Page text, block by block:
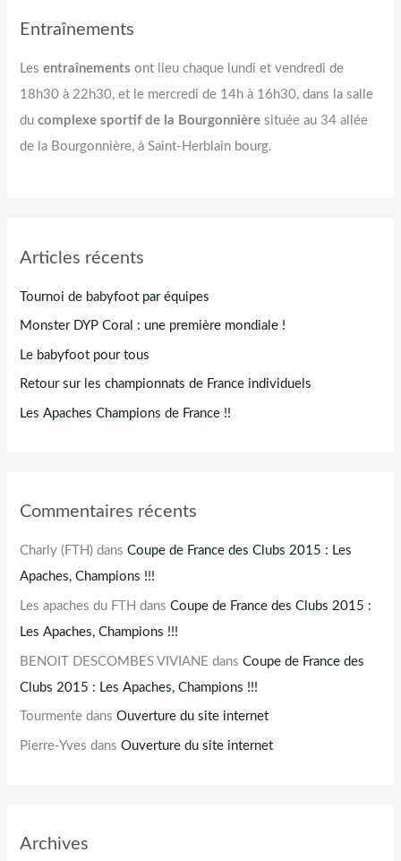
e
c
h
e
r
Entraînements
Lesentraînements ont lieu chaque lundi et vendredi de
18h30 à 22h30, et le mercredi de 14h à 16h30, dans la salle
ducomplexe sportif de la Bourgonnière située au 34 allée
de la Bourgonnière, à Saint-Herblain bourg.
Articles récents
Tournoi de babyfoot par équipes
Monster DYP Coral : une première mondiale !
Le babyfoot pour tous
Retour sur les championnats de France individuels
Les Apaches Champions de France !!
Commentaires récents
Charly (FTH) dansCoupe de France des Clubs 2015 : Les
Apaches, Champions !!!
Les apaches du FTH dansCoupe de France des Clubs 2015 :
Les Apaches, Champions !!!
BENOIT DESCOMBES VIVIANE dansCoupe de France des
Clubs 2015 : Les Apaches, Champions !!!
Tourmente dansOuverture du site internet
Pierre-Yves dansOuverture du site internet
Archives